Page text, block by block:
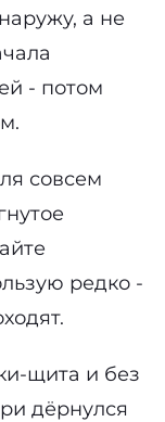
а не
- потом
совсем
редко -
щита и без
дёрнулся